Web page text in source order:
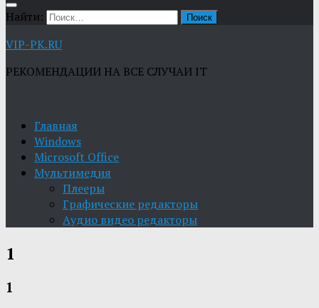
Найти:
VIP-PK.RU
РЕКОМЕНДАЦИИ НА ВСЕ СЛУЧАИ IT
Главная
Windows
Microsoft Office
Мультимедия
Плееры
Графические редакторы
Aудио видео редакторы
1
1